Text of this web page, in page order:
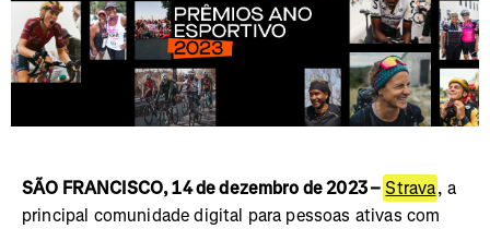
SÃO FRANCISCO, 14 de dezembro de 2023 – Strava, a
principal comunidade digital para pessoas ativas com